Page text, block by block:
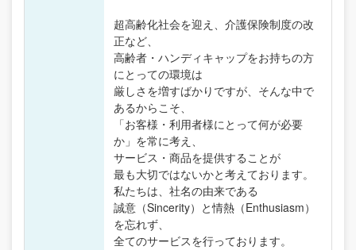
超高齢化社会を迎え、介護保険制度の改
正など、
高齢者・ハンディキャップをお持ちの方
にとっての環境は
厳しさを増すばかりですが、そんな中で
あるからこそ、
「お客様・利用者様にとって何が必要
か」を常に考え、
サービス・商品を提供することが
最も大切ではないかと考えております。
私たちは、社名の由来である
誠意（Sincerity）と情熱（Enthusiasm）
を忘れず、
全てのサービスを行っております。